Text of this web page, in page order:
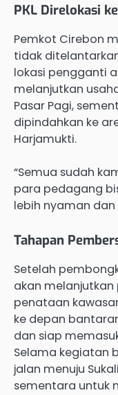
PKL Direlokasi
Pemkot Cirebon
tidak
lokasi pengganti
melanjutkan
Pasar Pagi,
dipindahkan ke
Harjamukti.
“Semua sudah
para pedagang
lebih nyaman dan
Tahapan
Setelah
akan
penataan
ke depan
dan siap
Selama kegiatan
jalan menuju
sementara untuk